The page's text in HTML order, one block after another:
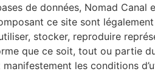
de données, Nomad
ce site sont
stocker, reproduire
que ce soit, tout ou partie
les conditions